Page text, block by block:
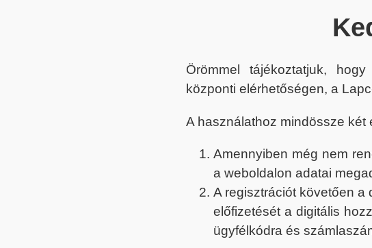
Örömmel tájékoztatjuk,
központi elérhetőségen, a
A használathoz mindössze
Amennyiben még nem
a weboldalon adatai
A regisztrációt követően
előfizetését a digitális
ügyfélkódra és